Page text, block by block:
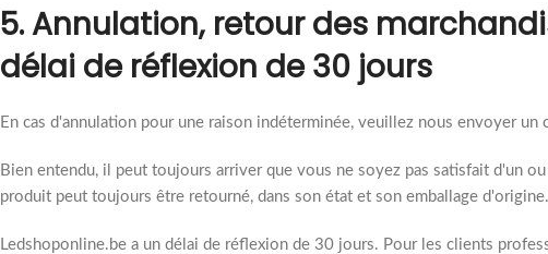
5. Annulation, retour des
délai de réflexion de 30 jours
En cas d'annulation pour une raison indéterminée, veuillez nous envoyer un
Bien entendu, il peut toujours arriver que vous ne soyez pas satisfait d'un
produit peut toujours être retourné, dans son état et son emballage d'origine.
Ledshoponline.be a un délai de réflexion de 30 jours. Pour les clients